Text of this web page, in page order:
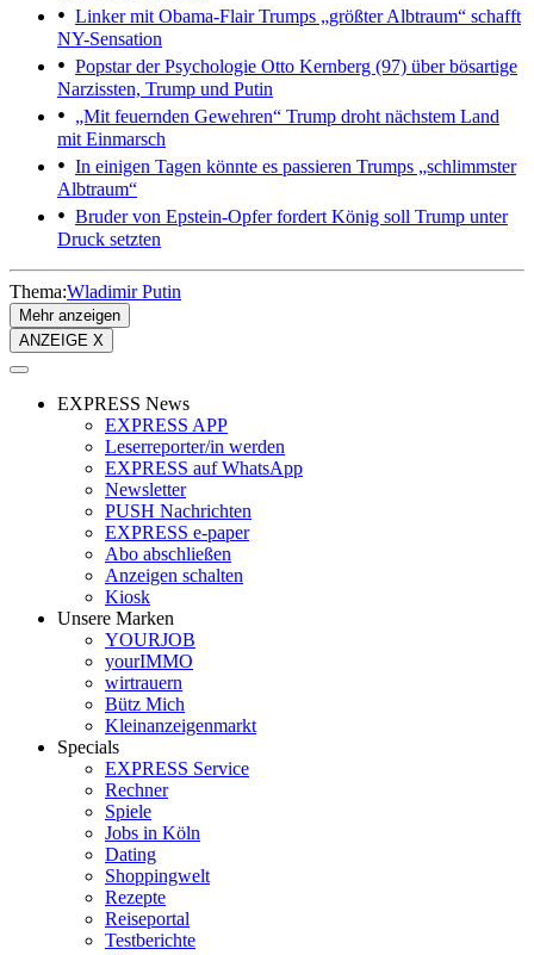
Linker mit Obama-FlairTrumps „größter Albtraum“ schafft
NY-Sensation
Popstar der Psychologie Otto Kernberg (97) über bösartige
Narzissten, Trump und Putin
„Mit feuernden Gewehren“ Trump droht nächstem Land
mit Einmarsch
In einigen Tagen könnte es passieren Trumps „schlimmster
Albtraum“
Bruder von Epstein-Opfer fordert König soll Trump unter
Druck setzten
Thema:Wladimir Putin
Mehr anzeigen
ANZEIGE X
EXPRESS News
EXPRESS APP
Leserreporter/in werden
EXPRESS auf WhatsApp
Newsletter
PUSH Nachrichten
EXPRESS e-paper
Abo abschließen
Anzeigen schalten
Kiosk
Unsere Marken
YOURJOB
yourIMMO
wirtrauern
Bütz Mich
Kleinanzeigenmarkt
Specials
EXPRESS Service
Rechner
Spiele
Jobs in Köln
Dating
Shoppingwelt
Rezepte
Reiseportal
Testberichte